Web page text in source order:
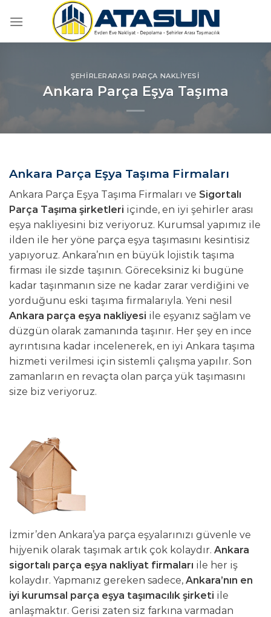
atla
ŞEHIRLERARASI PARÇA NAKLIYESI
Ankara Parça Eşya Taşıma
Ankara Parça Eşya Taşıma Firmaları
Ankara Parça Eşya Taşıma Firmaları ve Sigortalı
Parça Taşıma şirketleri içinde, en iyi şehirler arası
eşya nakliyesini biz veriyoruz. Kurumsal yapımız ile
ilden ile her yöne parça eşya taşımasını kesintisiz
yapıyoruz. Ankara’nın en büyük lojistik taşıma
firması ile sizde taşının. Göreceksiniz ki bugüne
kadar taşınmanın size ne kadar zarar verdiğini ve
yorduğunu eski taşıma firmalarıyla. Yeni nesil
Ankara parça eşya nakliyesi ile eşyanız sağlam ve
düzgün olarak zamanında taşınır. Her şey en ince
ayrıntısına kadar incelenerek, en iyi Ankara taşıma
hizmeti verilmesi için sistemli çalışma yapılır. Son
zamanların en revaçta olan parça yük taşımasını
size biz veriyoruz.
İzmir’den Ankara’ya parça eşyalarınızı güvenle ve
hijyenik olarak taşımak artık çok kolaydır. Ankara
sigortalı parça eşya nakliyat firmaları ile her iş
kolaydır. Yapmanız gereken sadece, Ankara’nın en
iyi kurumsal parça eşya taşımacılık şirketi ile
anlaşmaktır. Gerisi zaten siz farkına varmadan